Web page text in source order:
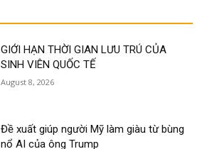
GIỚI HẠN THỜI GIAN LƯU TRÚ CỦA
SINH VIÊN QUỐC TẾ
August 8, 2026
Đề xuất giúp người Mỹ làm giàu từ bùng
nổ AI của ông Trump